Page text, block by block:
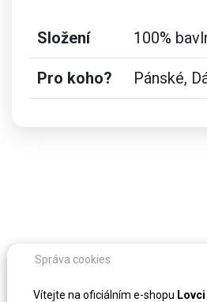
Složení 100%
Pro koho? Pánské,
Správa cookies
Vítejte na oficiálním e-shopu